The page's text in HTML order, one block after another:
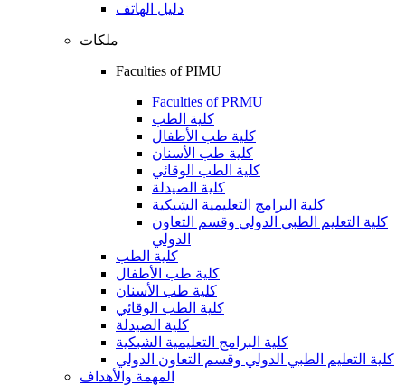
دليل الهاتف
ملكات
Faculties of PIMU
Faculties of PRMU
كلية الطب
كلية طب الأطفال
كلية طب الأسنان
كلية الطب الوقائي
كلية الصيدلة
كلية البرامج التعليمية الشبكية
كلية التعليم الطبي الدولي وقسم التعاون
الدولي
كلية الطب
كلية طب الأطفال
كلية طب الأسنان
كلية الطب الوقائي
كلية الصيدلة
كلية البرامج التعليمية الشبكية
كلية التعليم الطبي الدولي وقسم التعاون الدولي
المهمة والأهداف